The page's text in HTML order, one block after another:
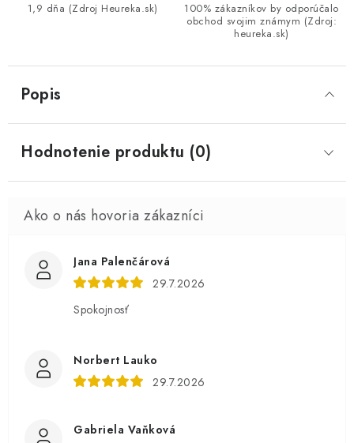
1,9 dňa (Zdroj Heureka.sk)
100% zákazníkov by odporúčalo
obchod svojim známym (Zdroj:
heureka.sk)
Popis
Hodnotenie produktu (0)
Jana Palenčárová
29.7.2026
Spokojnosť
Norbert Lauko
29.7.2026
Gabriela Vaňková